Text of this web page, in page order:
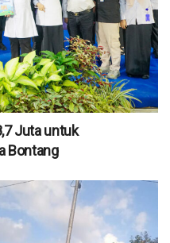
Juta untuk
Bontang